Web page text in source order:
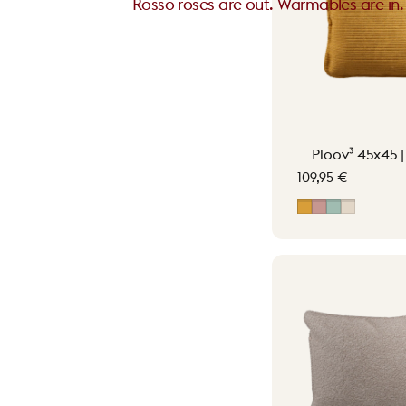
Rosso roses are out. Warmables are in.
Ploov³ 45x45 |
109,95 €